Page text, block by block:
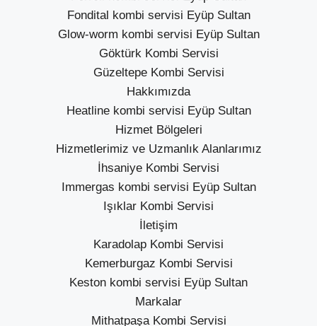
Fondital kombi servisi Eyüp Sultan
Glow-worm kombi servisi Eyüp Sultan
Göktürk Kombi Servisi
Güzeltepe Kombi Servisi
Hakkımızda
Heatline kombi servisi Eyüp Sultan
Hizmet Bölgeleri
Hizmetlerimiz ve Uzmanlık Alanlarımız
İhsaniye Kombi Servisi
Immergas kombi servisi Eyüp Sultan
Işıklar Kombi Servisi
İletişim
Karadolap Kombi Servisi
Kemerburgaz Kombi Servisi
Keston kombi servisi Eyüp Sultan
Markalar
Mithatpaşa Kombi Servisi